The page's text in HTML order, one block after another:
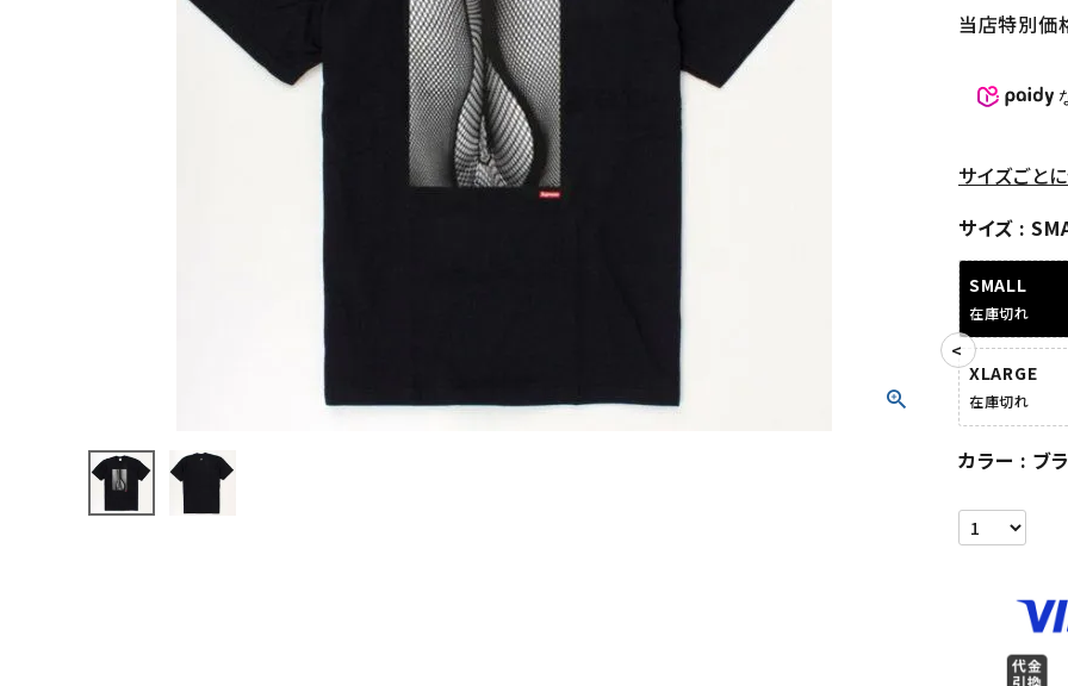
ニット帽・ビーニー
当店特別価
サイズごと
サイズ
SMALL
在庫切れ
XLARGE
在庫切れ
カラー ブ